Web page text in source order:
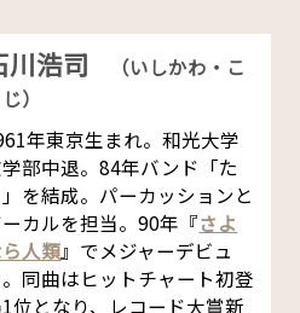
川浩司
（いしかわ・こ
）
年東京生まれ。和光大学
部中退。84年バンド「た
を結成。パーカッションと
カルを担当。90年『さよ
人類』でメジャーデビュ
同曲はヒットチャート初登
位となり、レコード大賞新